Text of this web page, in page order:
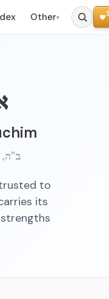
Other▾
ב"ה,
to
its